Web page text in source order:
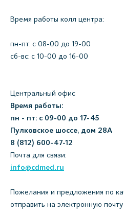
Время работы колл центра:
пн-пт: c 08-00 до 19-00
сб-вс: с 10-00 до 16-00
Центральный офис
Время работы:
пн - пт: с 09-00 до 17-45
Пулковское шоссе, дом 28А
8 (812) 600-47-12
Почта для связи:
info@cdmed.ru
Пожелания и предложения по
отправить на электронную почту